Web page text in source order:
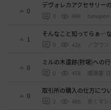
0
デヴォレカアクセサリー
0 498 tanupon
1
そんなこと知ってらぁ…
0 426 ノウワン
0
ミルの木遺跡(狩場)への
0 478 威璃亜-
0
取引所の購入の仕方につ
2 495 歩くマシ